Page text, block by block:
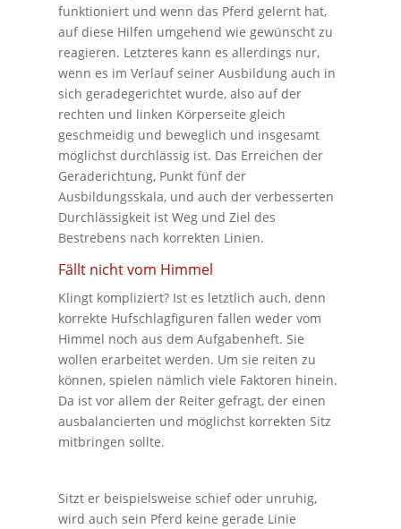
funktioniert und wenn das Pferd gelernt hat,
auf diese Hilfen umgehend wie gewünscht zu
reagieren. Letzteres kann es allerdings nur,
wenn es im Verlauf seiner Ausbildung auch in
sich geradegerichtet wurde, also auf der
rechten und linken Körperseite gleich
geschmeidig und beweglich und insgesamt
möglichst durchlässig ist. Das Erreichen der
Geraderichtung, Punkt fünf der
Ausbildungsskala, und auch der verbesserten
Durchlässigkeit ist Weg und Ziel des
Bestrebens nach korrekten Linien.
Fällt nicht vom Himmel
Klingt kompliziert? Ist es letztlich auch, denn
korrekte Hufschlagfiguren fallen weder vom
Himmel noch aus dem Aufgabenheft. Sie
wollen erarbeitet werden. Um sie reiten zu
können, spielen nämlich viele Faktoren hinein.
Da ist vor allem der Reiter gefragt, der einen
ausbalancierten und möglichst korrekten Sitz
mitbringen sollte.
Sitzt er beispielsweise schief oder unruhig,
wird auch sein Pferd keine gerade Linie